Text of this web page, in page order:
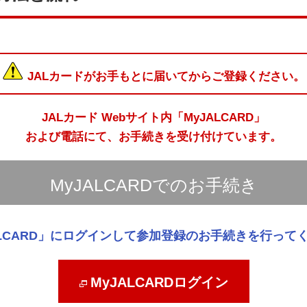
JALカードがお手もとに届いてからご登録ください。
JALカード Webサイト内「MyJALCARD」
および電話にて、お手続きを受け付けています。
MyJALCARDでのお手続き
」にログインして参加登録のお手続きを行ってく
MyJALCARDログイン